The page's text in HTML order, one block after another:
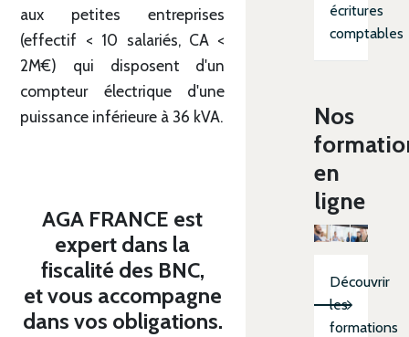
aux petites entreprises
(effectif < 10 salariés, CA <
2M€) qui disposent d'un
compteur électrique d'une
puissance inférieure à 36 kVA.
AGA FRANCE est
expert dans la
fiscalité des BNC,
et vous accompagne
dans vos obligations.
écritures
comptables
Nos
en
ligne
Découvrir
les
formations